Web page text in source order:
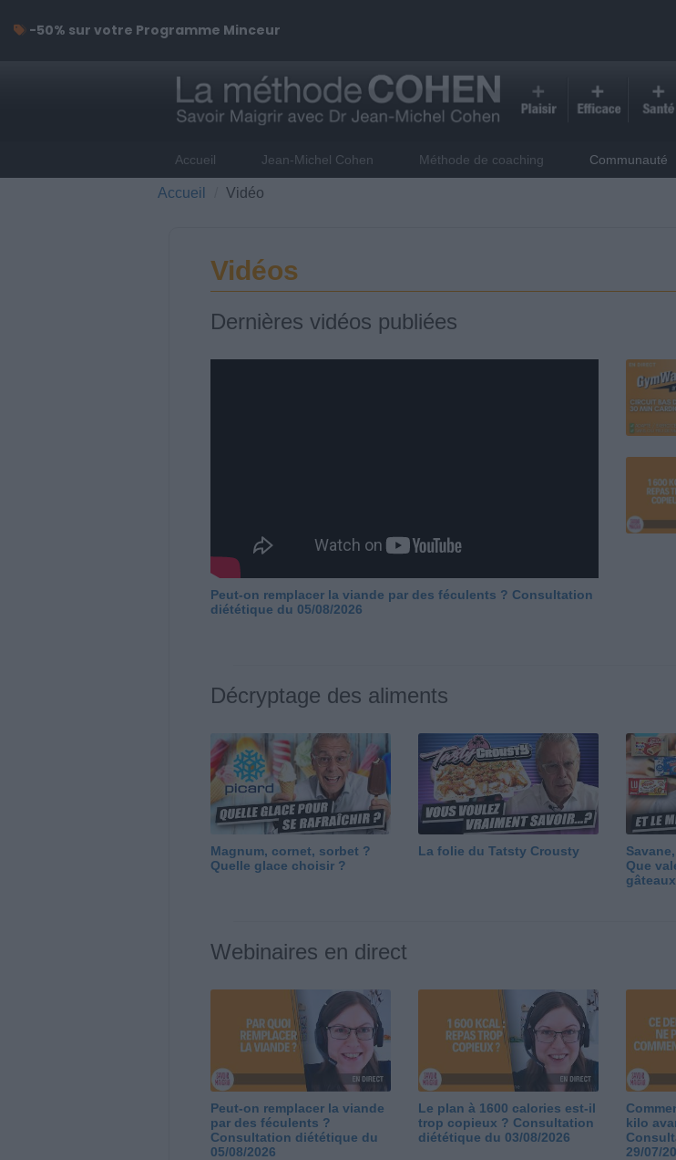
Accueil Jean-Michel Cohen Méthode de coaching Communauté
Accueil Vidéo
Vidéos
Dernières vidéos publiées
Peut-on remplacer la viande par des féculents ? Consultation
diététique du 05/08/2026
Décryptage des aliments
Magnum, cornet, sorbet ?
Quelle glace choisir ?
La folie du Tatsty Crousty
Que
Webinaires en direct
Peut-on remplacer la viande
par des féculents ?
Consultation diététique du
05/08/2026
Le plan à 1600 calories est-il
trop copieux ? Consultation
diététique du 03/08/2026
kilo
29/07/
-50% sur votre Programme Minceur